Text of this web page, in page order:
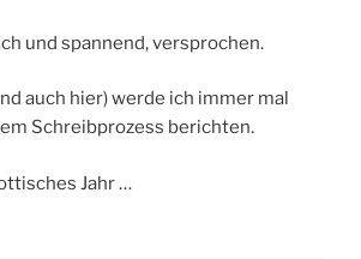
und spannend, versprochen.
auch hier) werde ich immer mal
Schreibprozess berichten.
Jahr …